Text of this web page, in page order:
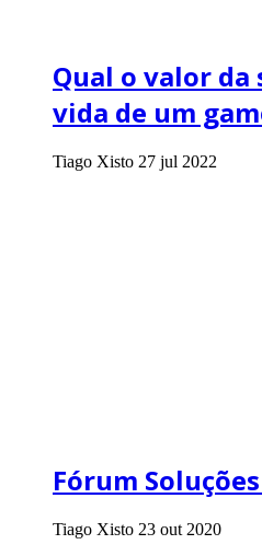
Qual o valor da
vida de um
Tiago Xisto 27 jul 2022
Fórum
Tiago Xisto 23 out 2020